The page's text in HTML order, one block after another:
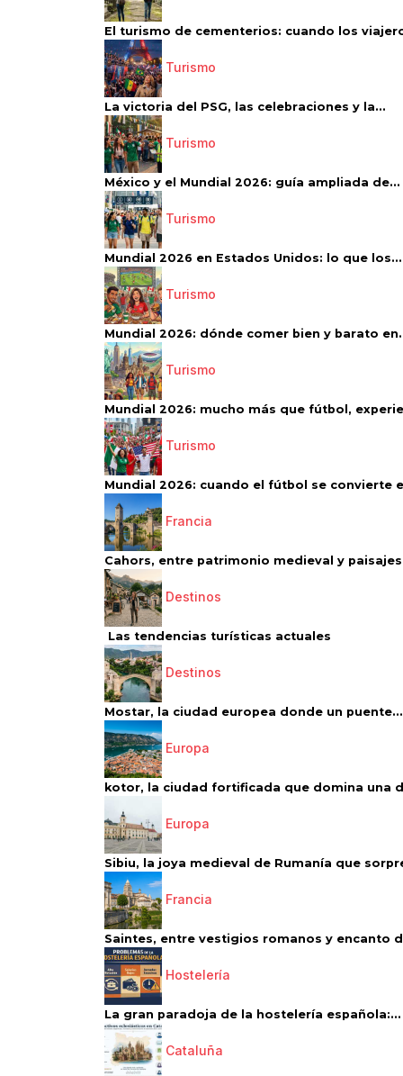
El turismo de cementerios: cuando los
Turismo
La victoria del PSG, las celebraciones y la...
Turismo
México y el Mundial 2026: guía ampliada de...
Turismo
Mundial 2026 en Estados Unidos: lo que los...
Turismo
Mundial 2026: dónde comer bien y barato
Turismo
Mundial 2026: mucho más que fútbol,
Turismo
Mundial 2026: cuando el fútbol se convierte
Francia
Cahors, entre patrimonio medieval y paisajes
Destinos
Las tendencias turísticas actuales
Destinos
Mostar, la ciudad europea donde un puente...
Europa
kotor, la ciudad fortificada que domina una
Europa
Sibiu, la joya medieval de Rumanía que
Francia
Saintes, entre vestigios romanos y encanto
Hostelería
La gran paradoja de la hostelería española:...
Cataluña